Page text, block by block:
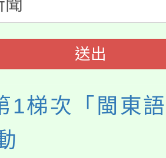
送出
1梯次「閩東